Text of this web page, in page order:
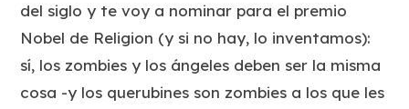
del siglo y te voy a nominar para el premio
Nobel de Religion (y si no hay, lo inventamos):
sí, los zombies y los ángeles deben ser la misma
cosa -y los querubines son zombies a los que les